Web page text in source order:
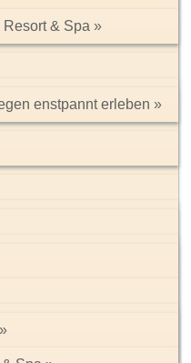
& Spa
enstpannt erleben